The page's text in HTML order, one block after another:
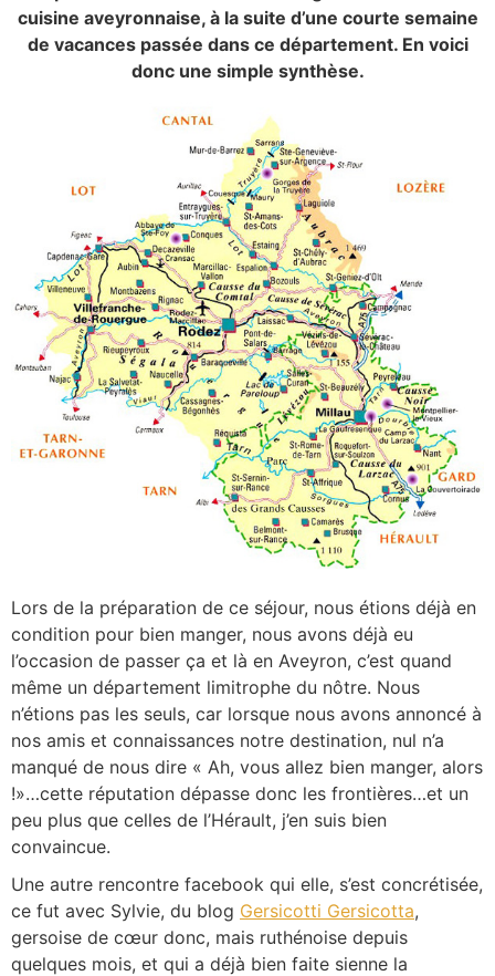
cuisine aveyronnaise, à la suite d’une courte semaine
de vacances passée dans ce département. En voici
donc une simple synthèse.
Lors de la préparation de ce séjour, nous étions déjà en
condition pour bien manger, nous avons déjà eu
l’occasion de passer ça et là en Aveyron, c’est quand
même un département limitrophe du nôtre. Nous
n’étions pas les seuls, car lorsque nous avons annoncé à
nos amis et connaissances notre destination, nul n’a
manqué de nous dire « Ah, vous allez bien manger, alors
!»…cette réputation dépasse donc les frontières…et un
peu plus que celles de l’Hérault, j’en suis bien
convaincue.
Une autre rencontre facebook qui elle, s’est concrétisée,
ce fut avec Sylvie, du blog Gersicotti Gersicotta,
gersoise de cœur donc, mais ruthénoise depuis
quelques mois, et qui a déjà bien faite sienne la